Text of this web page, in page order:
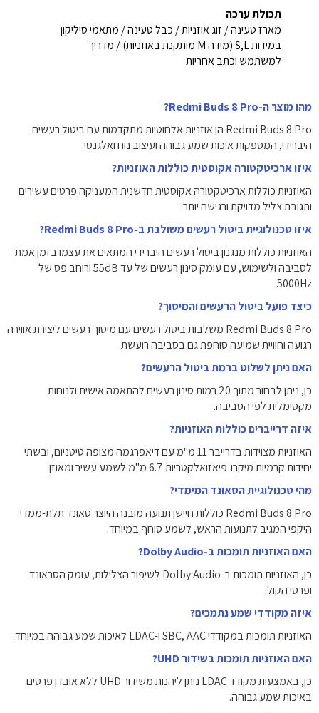
תכולת ערכה
מארז טעינה / זוג אוזניות / כבל טעינה / מתאמי סיליקון
במידות S,L (מידה M מותקנת באוזניות) / מדריך
למשתמש וכתב אחריות
מהו מוצר ה-Redmi Buds 8 Pro?
Redmi Buds 8 Pro הן אוזניות אלחוטיות מתקדמות עם ביטול רעשים
היברידי, המספקות איכות שמע גבוהה ועיצוב נוח ואלגנטי.
איזו ארכיטקטורה אקוסטית כוללות האוזניות?
האוזניות כוללות ארכיטקטורה אקוסטית חדשנית המעניקה פרטים עשירים
ותגובת צליל מדויקת ורגישה יותר.
איזו טכנולוגיית ביטול רעשים משולבת ב-Redmi Buds 8 Pro?
האוזניות כוללות מנגנון ביטול רעשים היברידי המתאים את עצמו בזמן אמת
לסביבה ולשימוש, עם עומק סינון רעשים של עד 55dB ורוחב פס של
5000Hz.
כיצד פועל ביטול הרעשים והמיסוך?
Redmi Buds 8 Pro משלבות ביטול רעשים עם מיסוך רעשים ליצירת אווירה
רגועה וחוויית שמיעה סוחפת גם בסביבה רועשת.
האם ניתן לשלוט ברמת ביטול הרעשים?
כן, ניתן לבחור מתוך 20 רמות סינון רעשים להתאמה אישית ולנוחות
מקסימלית לפי הסביבה.
איזה דרייברים כוללות האוזניות?
האוזניות מצוידות בדרייבר 11 מ"מ עם דיאפרגמה מצופה טיטניום, ובשתי
יחידות קרמיות מיקרו-פיאזואלקטריות 6.7 מ"מ לשמע עשיר ומאוזן.
מהי טכנולוגיית הסאונד המימדי?
Redmi Buds 8 Pro כוללות חיישן תנועה מובנה היוצר סאונד תלת-ממדי
היקפי המגיב לתנועות הראש, לשמע סוחף במיוחד.
האם האוזניות תומכות ב-Dolby Audio?
כן, האוזניות תומכות ב-Dolby Audio לשיפור הצלילות, עומק הסראונד
ופרטי הקול.
איזה מקודדי שמע נתמכים?
האוזניות תומכות במקודדי SBC, AAC ו-LDAC לאיכות שמע גבוהה במיוחד.
האם האוזניות תומכות בשידור UHD?
כן, באמצעות מקודד LDAC ניתן ליהנות משידור UHD ללא אובדן פרטים
באיכות שמע גבוהה.